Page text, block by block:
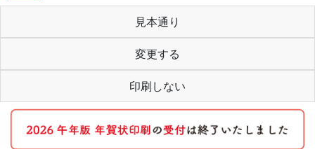
見本通り
変更する
印刷しない